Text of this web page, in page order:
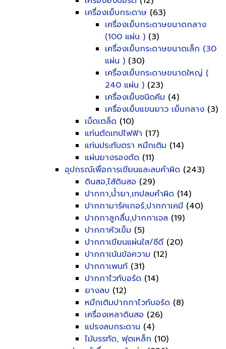
เครื่องเย็บกระดาษ (63)
เครื่องเย็บกระดาษขนาดกลาง
(100 แผ่น ) (3)
เครื่องเย็บกระดาษขนาดเล็ก (30
แผ่น ) (30)
เครื่องเย็บกระดาษขนาดใหญ่ (
240 แผ่น ) (23)
เครื่องเย็บชนิดคีม (4)
เครื่องเย็บแขนยาว เย็บกลาง (3)
เบ็ดเตล็ด (10)
แท่นตัดเทปไฟฟ้า (17)
แท่นประทับตรา หมึกเติม (14)
แผ่นยางรองตัด (11)
อุปกรณ์เพื่อการเขียนและลบคำผิด (243)
ดินสอ,ไส้ดินสอ (29)
ปากกา,น้ำยา,เทปลบคำผิด (14)
ปากกามาร์คเกอร์,ปากกาเคมี (40)
ปากกาลูกลื่น,ปากกาเจล (19)
ปากกาหัวเข็ม (5)
ปากกาเขียนแผ่นใส/ซีดี (20)
ปากกาเน้นข้อความ (12)
ปากกาเพนท์ (31)
ปากกาไวท์บอร์ด (14)
ยางลบ (12)
หมึกเติมปากกาไวท์บอร์ด (8)
เครื่องเหลาดินสอ (26)
แปรงลบกระดาน (4)
ไม้บรรทัด, ฟุตเหล็ก (10)